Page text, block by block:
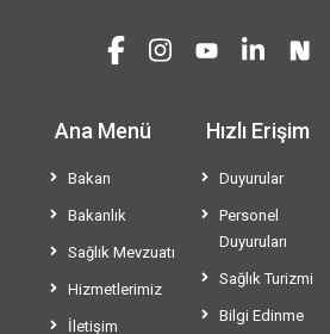
Ana Menü
Bakan
Bakanlık
Sağlık Mevzuatı
Hizmetlerimiz
İletişim
Hızlı Erişim
Duyurular
Personel
Duyuruları
Sağlık Turizmi
Bilgi Edinme